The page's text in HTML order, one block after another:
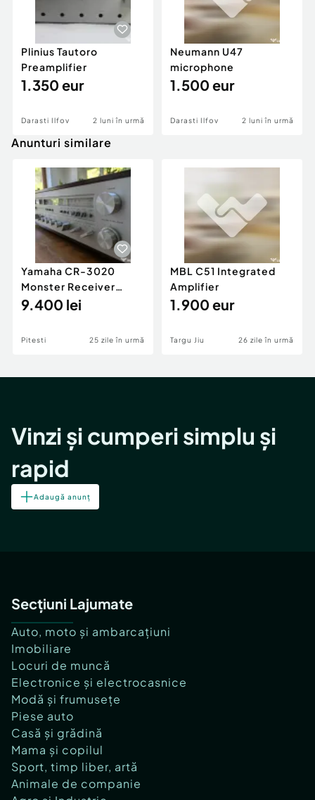
Plinius Tautoro
Preamplifier
1.350 eur
Darasti Ilfov 2 luni în urmă
Neumann U47
microphone
1.500 eur
Darasti Ilfov 2 luni în urmă
Anunturi similare
Yamaha CR-3020
Monster Receiver
stare perfecta
9.400 lei
Pitesti 25 zile în urmă
MBL C51 Integrated
Amplifier
1.900 eur
Targu Jiu 26 zile în urmă
Vinzi și cumperi simplu și
rapid
Adaugă anunț
Secțiuni Lajumate
Auto, moto și ambarcațiuni
Imobiliare
Locuri de muncă
Electronice și electrocasnice
Modă și frumusețe
Piese auto
Casă și grădină
Mama și copilul
Sport, timp liber, artă
Animale de companie